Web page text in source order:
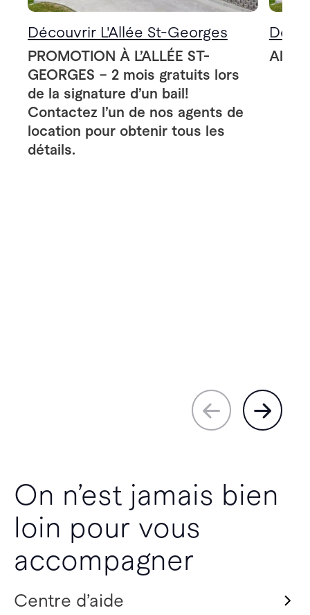
Découvrir L'Allée St-Georges
PROMOTION À L’ALLÉE ST-
GEORGES – 2 mois gratuits lors
de la signature d’un bail!
Contactez l’un de nos agents de
location pour obtenir tous les
détails.
Allée
On n’est jamais bien
loin pour vous
accompagner
Centre d’aide